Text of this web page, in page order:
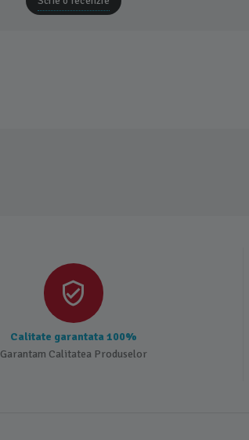
Calitate garantata 100%
Garantam Calitatea Produselor